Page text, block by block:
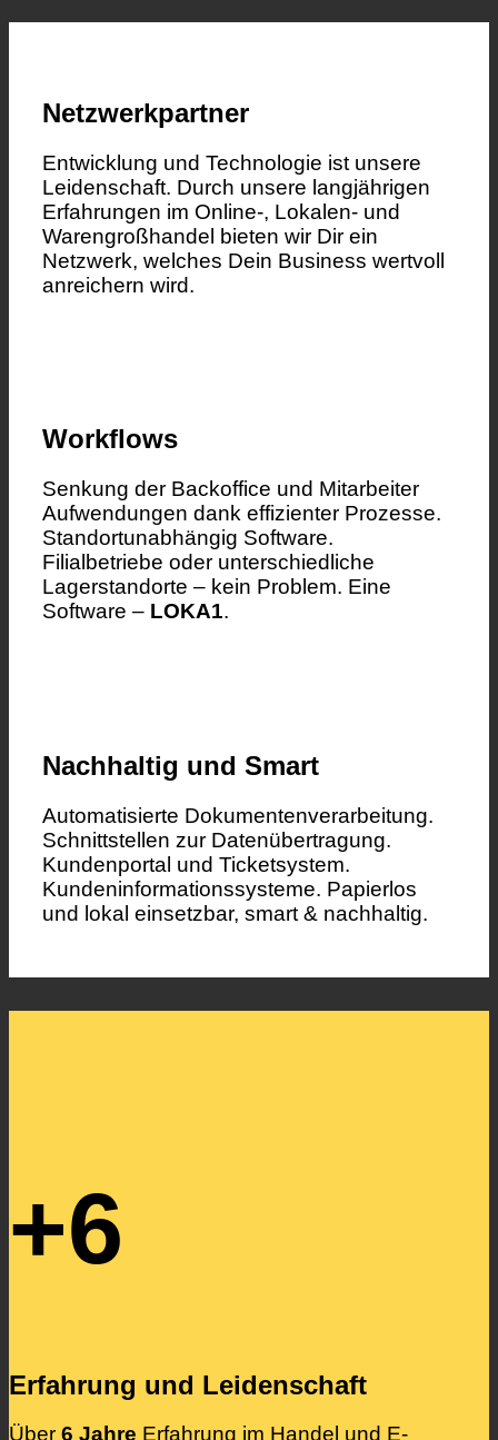
Netzwerkpartner
Entwicklung und Technologie ist unsere
Leidenschaft. Durch unsere langjährigen
Erfahrungen im Online-, Lokalen- und
Warengroßhandel bieten wir Dir ein
Netzwerk, welches Dein Business wertvoll
anreichern wird.
Workflows
Senkung der Backoffice und Mitarbeiter
Aufwendungen dank effizienter Prozesse.
Standortunabhängig Software.
Filialbetriebe oder unterschiedliche
Lagerstandorte – kein Problem. Eine
Software – LOKA1.
Nachhaltig und Smart
Automatisierte Dokumentenverarbeitung.
Schnittstellen zur Datenübertragung.
Kundenportal und Ticketsystem.
Kundeninformationssysteme. Papierlos
und lokal einsetzbar, smart & nachhaltig.
+6
Erfahrung und Leidenschaft
Über 6 Jahre Erfahrung im Handel und E-